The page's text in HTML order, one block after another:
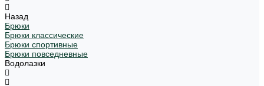
Назад
Брюки
Брюки классические
Брюки спортивные
Брюки повседневные
Водолазки